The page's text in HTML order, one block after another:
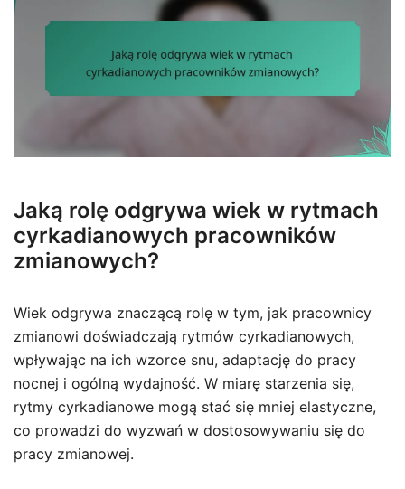
Jaką rolę odgrywa wiek w rytmach
cyrkadianowych pracowników
zmianowych?
Wiek odgrywa znaczącą rolę w tym, jak pracownicy
zmianowi doświadczają rytmów cyrkadianowych,
wpływając na ich wzorce snu, adaptację do pracy
nocnej i ogólną wydajność. W miarę starzenia się,
rytmy cyrkadianowe mogą stać się mniej elastyczne,
co prowadzi do wyzwań w dostosowywaniu się do
pracy zmianowej.